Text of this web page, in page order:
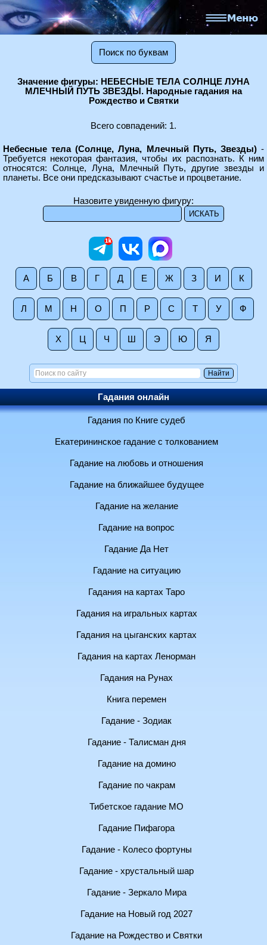
Поиск по буквам
Значение фигуры: НЕБЕСНЫЕ ТЕЛА СОЛНЦЕ ЛУНА
МЛЕЧНЫЙ ПУТЬ ЗВЕЗДЫ. Народные гадания на
Рождество и Святки
Всего совпадений: 1.
Небесные тела (Солнце, Луна, Млечный Путь, Звезды)-
Требуется некоторая фантазия, чтобы их распознать. К ним
относятся: Солнце, Луна, Млечный Путь, другие звезды и
планеты. Все они предсказывают счастье и процветание.
Назовите увиденную фигуру:
А Б В Г Д Е Ж З И К
Л М Н О П Р С Т У Ф
Х Ц Ч Ш Э Ю Я
Гадания онлайн
Гадания по Книге судеб
Екатерининское гадание с толкованием
Гадание на любовь и отношения
Гадание на ближайшее будущее
Гадание на желание
Гадание на вопрос
Гадание Да Нет
Гадание на ситуацию
Гадания на картах Таро
Гадания на игральных картах
Гадания на цыганских картах
Гадания на картах Ленорман
Гадания на Рунах
Книга перемен
Гадание - Зодиак
Гадание - Талисман дня
Гадание на домино
Гадание по чакрам
Тибетское гадание МО
Гадание Пифагора
Гадание - Колесо фортуны
Гадание - хрустальный шар
Гадание - Зеркало Мира
Гадание на Новый год 2027
Гадание на Рождество и Святки